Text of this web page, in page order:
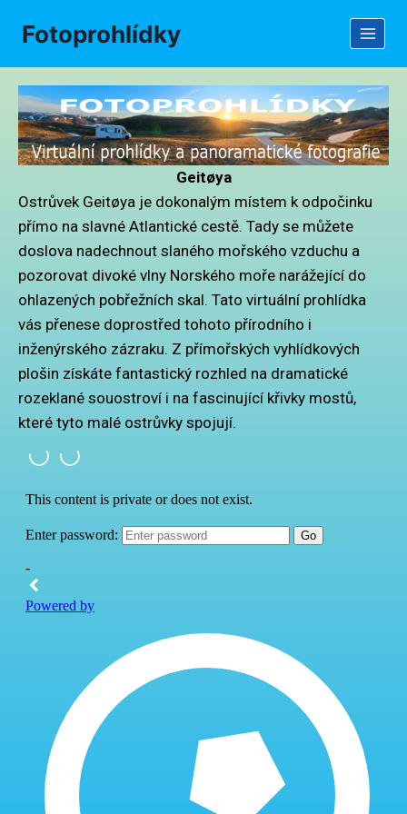
Fotoprohlídky
Geitøya
Ostrůvek Geitøya je dokonalým místem k odpočinku
přímo na slavné Atlantické cestě. Tady se můžete
doslova nadechnout slaného mořského vzduchu a
pozorovat divoké vlny Norského moře narážející do
ohlazených pobřežních skal. Tato virtuální prohlídka
vás přenese doprostřed tohoto přírodního i
inženýrského zázraku. Z přímořských vyhlídkových
plošin získáte fantastický rozhled na dramatické
rozeklané souostroví i na fascinující křivky mostů,
které tyto malé ostrůvky spojují.